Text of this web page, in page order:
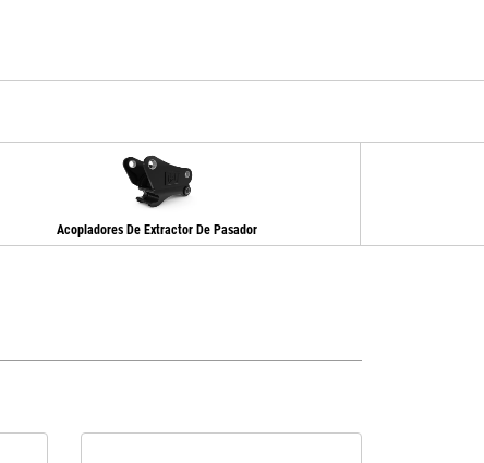
Acopladores De Extractor De Pasador